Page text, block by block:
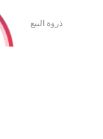
ذروة البيع